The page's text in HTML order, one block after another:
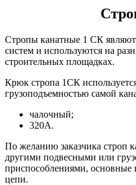
Стропы канатные 1 СК
систем и используются на
строительных площадках.
Крюк стропа 1СК
грузоподъемностью самой
чалочный;
320А.
По желанию заказчика строп
другими подвесными или
приспособлениями, основные
цепи.